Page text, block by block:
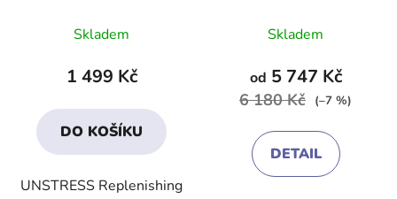
hodnocení
produktu
4,3
z
hvězdiček.
Skladem
1 499 Kč
DO KOŠÍKU
UNSTRESS Replenishing
hodnocení
produktu
je
5
Skladem
od 5 747 Kč
6 180 Kč (–7 %)
DETAIL